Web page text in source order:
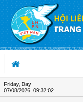
Skip to Content
Friday, Day
07/08/2026 09:32:02